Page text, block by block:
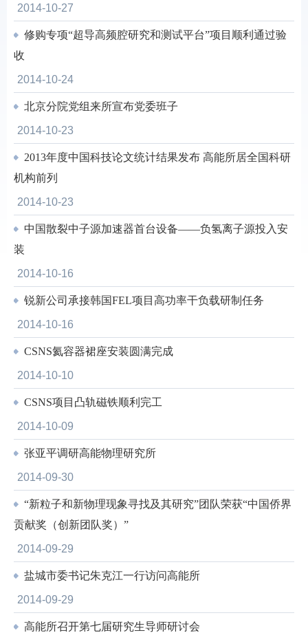
2014-10-27
修购专项“超导高频腔研究和测试平台”项目顺利通过验
收
2014-10-24
北京分院党组来所宣布党委班子
2014-10-23
2013年度中国科技论文统计结果发布 高能所居全国科研
机构前列
2014-10-23
中国散裂中子源加速器首台设备——负氢离子源投入安
装
2014-10-16
锐新公司承接韩国FEL项目高功率干负载研制任务
2014-10-16
CSNS氦容器裙座安装圆满完成
2014-10-10
CSNS项目凸轨磁铁顺利完工
2014-10-09
张亚平调研高能物理研究所
2014-09-30
“新粒子和新物理现象寻找及其研究”团队荣获“中国侨界
贡献奖（创新团队奖）”
2014-09-29
盐城市委书记朱克江一行访问高能所
2014-09-29
高能所召开第七届研究生导师研讨会